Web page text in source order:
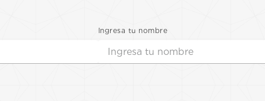
Ingresa tu nombre